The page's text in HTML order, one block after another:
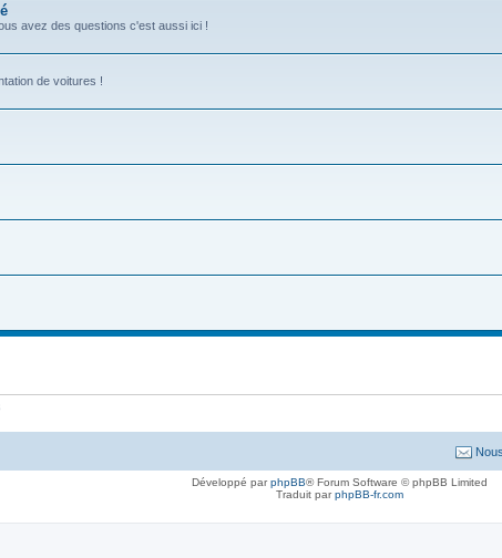
avez des questions c'est aussi ici !
de voitures !
Développé parphpBB® Forum Software © phpBB Limited
Traduit parphpBB-fr.com